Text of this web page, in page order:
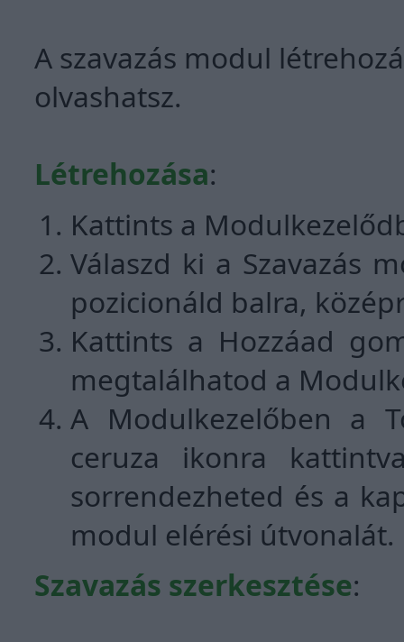
A szavazás modul
olvashatsz.
Létrehozása:
Kattints a
Válaszd ki a Szavazás
pozicionáld balra,
Kattints a Hozzáad
megtalálhatod a
A Modulkezelőben a
ceruza ikonra
sorrendezheted és a
modul elérési útvonalát.
Szavazás szerkesztése: